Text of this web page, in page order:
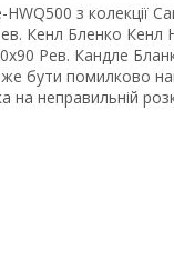
з колекції
Кенл Бленко Кенл
Рев. Кандле
бути помилково
неправильній